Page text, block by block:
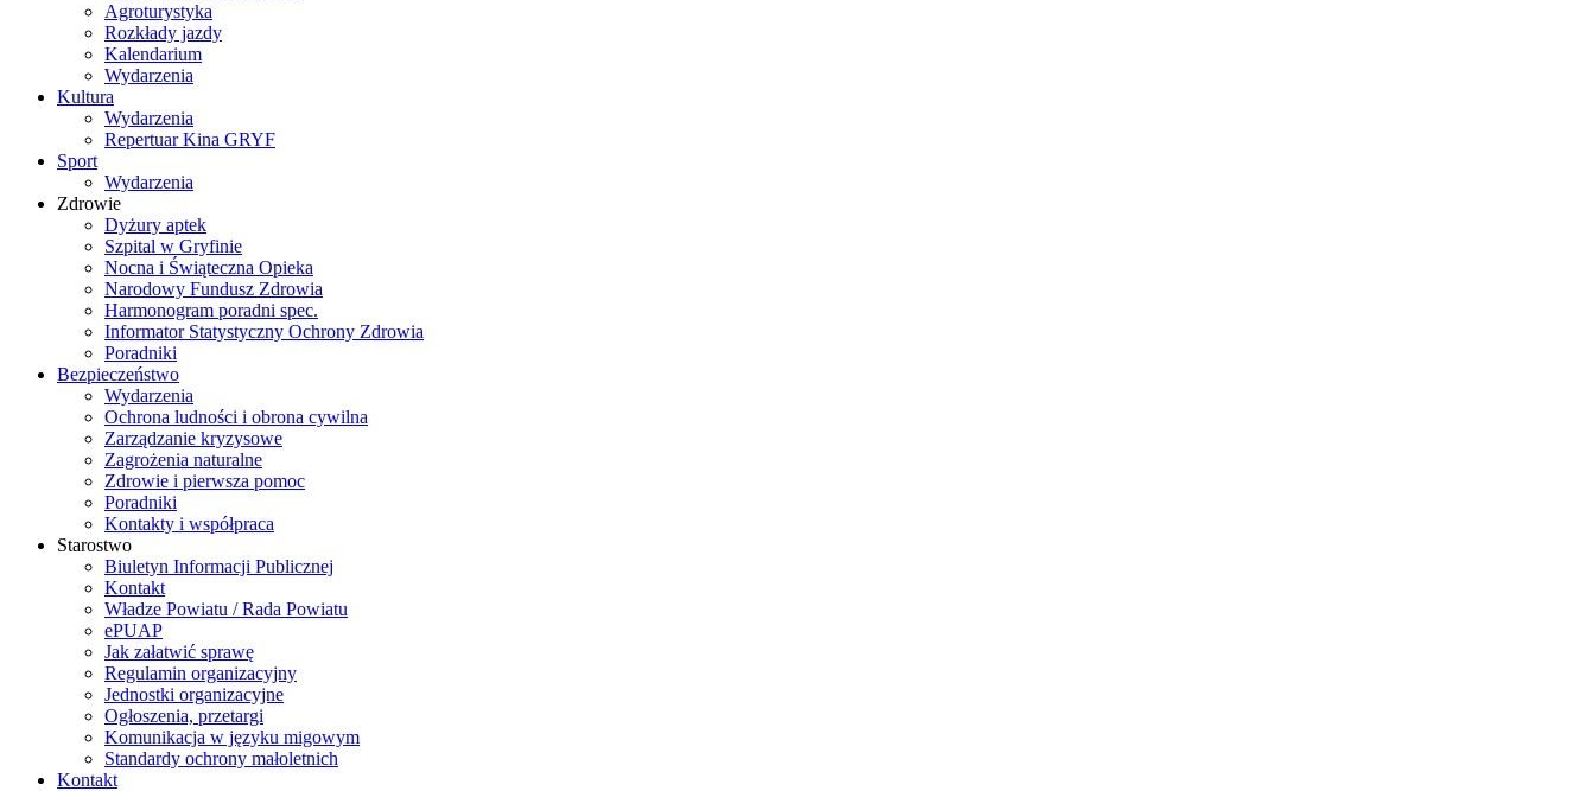
Agroturystyka
Rozkłady jazdy
Kalendarium
Wydarzenia
Kultura
Wydarzenia
Repertuar Kina GRYF
Sport
Wydarzenia
Zdrowie
Dyżury aptek
Szpital w Gryfinie
Nocna i Świąteczna Opieka
Narodowy Fundusz Zdrowia
Harmonogram poradni spec.
Informator Statystyczny Ochrony Zdrowia
Poradniki
Bezpieczeństwo
Wydarzenia
Ochrona ludności i obrona cywilna
Zarządzanie kryzysowe
Zagrożenia naturalne
Zdrowie i pierwsza pomoc
Poradniki
Kontakty i współpraca
Starostwo
Biuletyn Informacji Publicznej
Kontakt
Władze Powiatu / Rada Powiatu
ePUAP
Jak załatwić sprawę
Regulamin organizacyjny
Jednostki organizacyjne
Ogłoszenia, przetargi
Komunikacja w języku migowym
Standardy ochrony małoletnich
Kontakt